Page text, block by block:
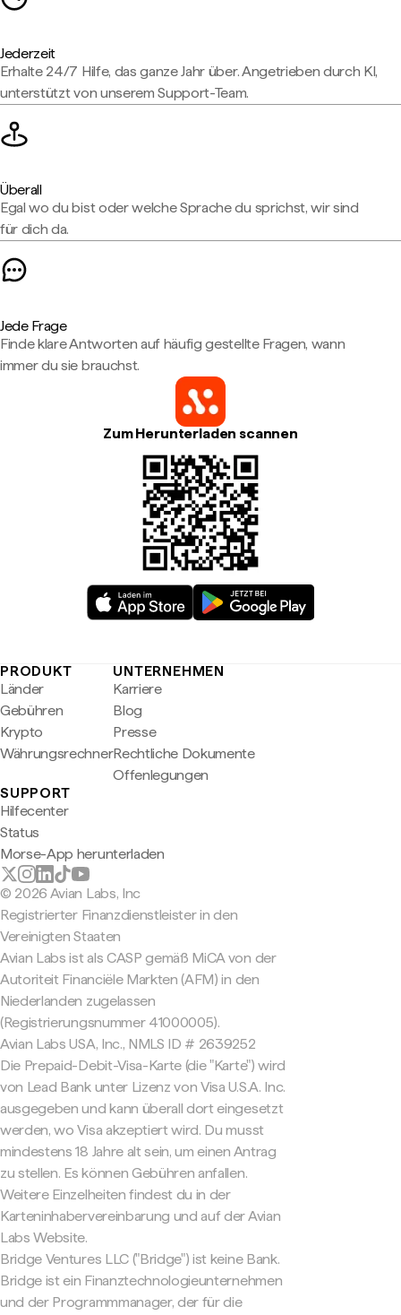
Jederzeit
Erhalte 24/7 Hilfe, das ganze Jahr über. Angetrieben durch KI,
unterstützt von unserem Support-Team.
Überall
Egal wo du bist oder welche Sprache du sprichst, wir sind
für dich da.
Jede Frage
Finde klare Antworten auf häufig gestellte Fragen, wann
immer du sie brauchst.
Zum Herunterladen scannen
PRODUKT
Länder
Gebühren
Krypto
Währungsrechner
UNTERNEHMEN
Karriere
Blog
Presse
Rechtliche Dokumente
Offenlegungen
SUPPORT
Hilfecenter
Status
Morse-App herunterladen
© 2026 Avian Labs, Inc
Registrierter Finanzdienstleister in den
Vereinigten Staaten
Avian Labs ist als CASP gemäß MiCA von der
Autoriteit Financiële Markten (AFM) in den
Niederlanden zugelassen
(Registrierungsnummer 41000005).
Avian Labs USA, Inc., NMLS ID # 2639252
Die Prepaid-Debit-Visa-Karte (die "Karte") wird
von Lead Bank unter Lizenz von Visa U.S.A. Inc.
ausgegeben und kann überall dort eingesetzt
werden, wo Visa akzeptiert wird. Du musst
mindestens 18 Jahre alt sein, um einen Antrag
zu stellen. Es können Gebühren anfallen.
Weitere Einzelheiten findest du in der
Karteninhabervereinbarung und auf der Avian
Labs Website.
Bridge Ventures LLC ("Bridge") ist keine Bank.
Bridge ist ein Finanztechnologieunternehmen
und der Programmmanager, der für die